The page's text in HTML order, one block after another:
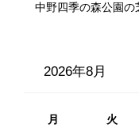
中野四季の森公園
2026年8月
月 火